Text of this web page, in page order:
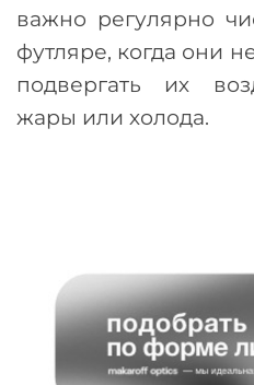
важно регулярно
футляре, когда они
подвергать их
жары или холода.